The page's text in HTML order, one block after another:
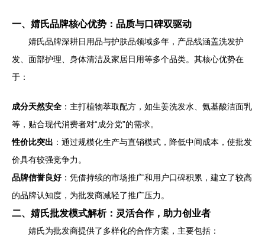
一、婧氏品牌核心优势：品质与口碑双驱动
婧氏品牌深耕日用品与护肤品领域多年，产品线涵盖洗发护
发、面部护理、身体清洁及家居日用等多个品类。其核心优势在
于：
成分天然安全 ：主打植物萃取配方，如生姜洗发水、氨基酸洁面乳
等，贴合现代消费者对“成分党”的需求。
性价比突出 ：通过规模化生产与直销模式，降低中间成本，使批发
价具有较强竞争力。
品牌信誉良好：凭借持续的市场推广和用户口碑积累，建立了较高
的品牌认知度，为批发商减轻了推广压力。
二、婧氏批发模式解析：灵活合作，助力创业者
婧氏为批发商提供了多样化的合作方案，主要包括：